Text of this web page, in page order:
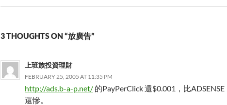
3 THOUGHTS ON “放廣告”
上班族投資理財
FEBRUARY 25, 2005 AT 11:35 PM
http://ads.b-a-p.net/ 的PayPerClick 還$0.001，比ADSENSE
還慘。